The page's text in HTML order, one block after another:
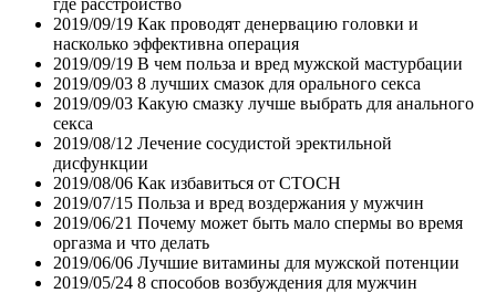
где расстройство
2019/09/19 Как проводят денервацию головки и
насколько эффективна операция
2019/09/19 В чем польза и вред мужской мастурбации
2019/09/03 8 лучших смазок для орального секса
2019/09/03 Какую смазку лучше выбрать для анального
секса
2019/08/12 Лечение сосудистой эректильной
дисфункции
2019/08/06 Как избавиться от СТОСН
2019/07/15 Польза и вред воздержания у мужчин
2019/06/21 Почему может быть мало спермы во время
оргазма и что делать
2019/06/06 Лучшие витамины для мужской потенции
2019/05/24 8 способов возбуждения для мужчин